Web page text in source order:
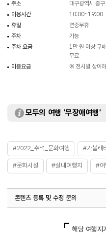
주소
대구광역시 중
이용시간
10:00~19:00
휴일
연중무휴
주차
가능
주차 요금
1만 원 이상 구
무료
이용요금
※ 전시별 상이
모두의 여행 '무장애여행'
#2022_추석_문화여행 #가볼래
#문화시설 #실내여행지 #여
콘텐츠 등록 및 수정 문의
해당 여행지